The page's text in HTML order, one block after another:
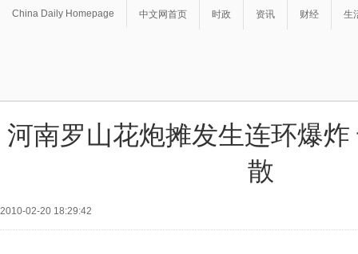
China Daily Homepage 中文网首页 时政 资讯 财经 生
河南罗山花炮摊发生连环爆
散
2010-02-20 18:29:42